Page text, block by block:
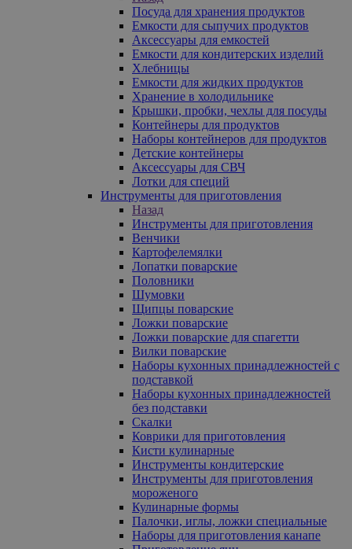
Посуда для хранения продуктов
Емкости для сыпучих продуктов
Аксессуары для емкостей
Емкости для кондитерских изделий
Хлебницы
Емкости для жидких продуктов
Хранение в холодильнике
Крышки, пробки, чехлы для посуды
Контейнеры для продуктов
Наборы контейнеров для продуктов
Детские контейнеры
Аксессуары для СВЧ
Лотки для специй
Инструменты для приготовления
Назад
Инструменты для приготовления
Венчики
Картофелемялки
Лопатки поварские
Половники
Шумовки
Щипцы поварские
Ложки поварские
Ложки поварские для спагетти
Вилки поварские
Наборы кухонных принадлежностей с
подставкой
Наборы кухонных принадлежностей
без подставки
Скалки
Коврики для приготовления
Кисти кулинарные
Инструменты кондитерские
Инструменты для приготовления
мороженого
Кулинарные формы
Палочки, иглы, ложки специальные
Наборы для приготовления канапе